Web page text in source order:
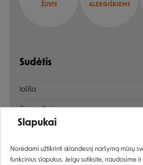
ŽUVIS
ALERGIŠKIEMS
Sudėtis
lašiša
žirnių miltai
lignoceliuliozė
džiovinti dumbliai (Ascophyllum
Slapukai
Norėdami užtikrinti sklandesnį naršymą mūsų
funkcinius slapukus. Jeigu sutiksite, naudosime ir